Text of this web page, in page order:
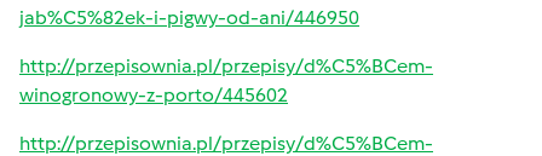
jab%C5%82ek-i-pigwy-od-ani/446950
http://przepisownia.pl/przepisy/d%C5%BCem-
winogronowy-z-porto/445602
http://przepisownia.pl/przepisy/d%C5%BCem-